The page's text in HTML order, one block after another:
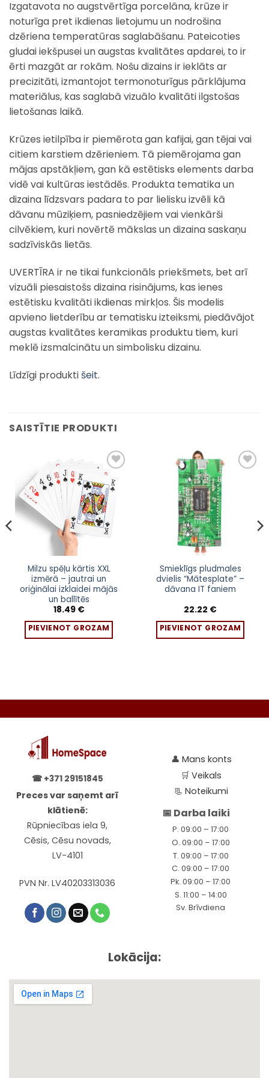
Izgatavota no augstvērtīga porcelāna, krūze ir
noturīga pret ikdienas lietojumu un nodrošina
dzēriena temperatūras saglabāšanu. Pateicoties
gludai iekšpusei un augstas kvalitātes apdarei, to ir
ērti mazgāt ar rokām. Nošu dizains ir ieklāts ar
precizitāti, izmantojot termonoturīgus pārklājuma
materiālus, kas saglabā vizuālo kvalitāti ilgstošas
lietošanas laikā.
Krūzes ietilpība ir piemērota gan kafijai, gan tējai vai
citiem karstiem dzērieniem. Tā piemērojama gan
mājas apstākļiem, gan kā estētisks elements darba
vidē vai kultūras iestādēs. Produkta tematika un
dizaina līdzsvars padara to par lielisku izvēli kā
dāvanu mūziķiem, pasniedzējiem vai vienkārši
cilvēkiem, kuri novērtē mākslas un dizaina saskaņu
sadzīviskās lietās.
UVERTĪRA ir ne tikai funkcionāls priekšmets, bet arī
vizuāli piesaistošs dizaina risinājums, kas ienes
estētisku kvalitāti ikdienas mirkļos. Šis modelis
apvieno lietderību ar tematisku izteiksmi, piedāvājot
augstas kvalitātes keramikas produktu tiem, kuri
meklē izsmalcinātu un simbolisku dizainu.
Līdzīgi produkti šeit.
SAISTĪTIE PRODUKTI
Pievienot
sarakstam
Milzu spēļu kārtis XXL
izmērā – jautrai un
oriģinālai izklaidei mājās
un ballītēs
18.49 €
PIEVIENOT GROZAM
Pievienot
sarakstam
Smieklīgs pludmales
dvielis “Mātesplate” –
dāvana IT faniem
22.22 €
PIEVIENOT GROZAM
☎ +371 29151845
Preces var saņemt arī
klātienē:
Rūpniecības iela 9,
Cēsis, Cēsu novads,
LV-4101
PVN Nr. LV40203313036
👤 Mans konts
🛒Veikals
📃Noteikumi
📅 Darba laiki
P. 09:00 – 17:00
O. 09:00 – 17:00
T. 09:00 – 17:00
C. 09:00 – 17:00
Pk. 09:00 – 17:00
S. 11:00 – 14:00
Sv. Brīvdiena
Lokācija: